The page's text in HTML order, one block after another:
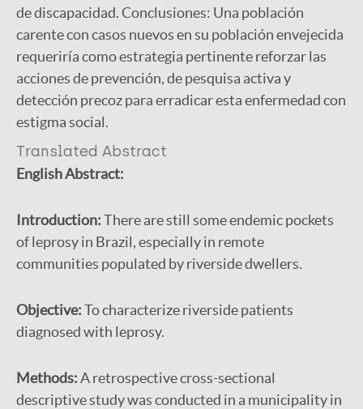
de discapacidad. Conclusiones: Una población
carente con casos nuevos en su población envejecida
requeriría como estrategia pertinente reforzar las
acciones de prevención, de pesquisa activa y
detección precoz para erradicar esta enfermedad con
estigma social.
Translated Abstract
English Abstract:
Introduction:There are still some endemic pockets
of leprosy in Brazil, especially in remote
communities populated by riverside dwellers.
Objective:To characterize riverside patients
diagnosed with leprosy.
Methods:A retrospective cross-sectional
descriptive study was conducted in a municipality in